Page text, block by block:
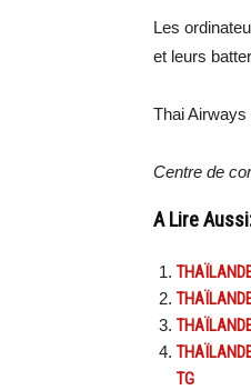
Les
et leurs
Thai
Centre de
A Lire
TG